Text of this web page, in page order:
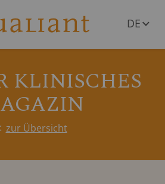
DE
KLINISCHES
zur Übersicht